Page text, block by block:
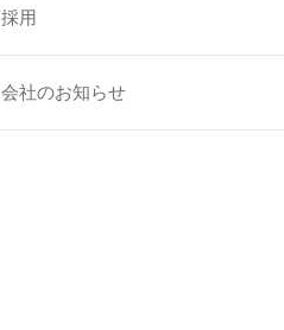
採用
会社のお知らせ